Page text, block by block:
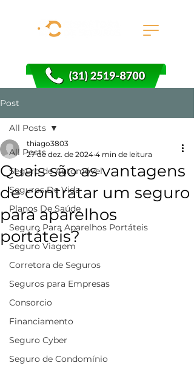
Post
All Posts
Seguro de Automóvel
Seguros De Vida
Planos De Saúde
Seguro Para Aparelhos Portáteis
Seguro Viagem
Corretora de Seguros
Seguros para Empresas
Consorcio
Financiamento
Seguro Cyber
Seguro de Condomínio
All Posts
Quais são as vantagens
de contratar um seguro
para aparelhos
portáteis?
thiago3803
27 de dez. de 2024 4 min de leitura